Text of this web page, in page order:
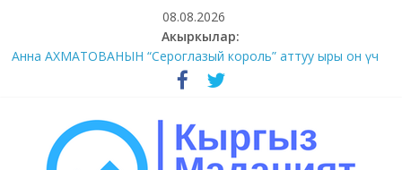
content
08.08.2026
Акыркылар:
Анна АХМАТОВАНЫН “Сероглазый король” аттуу ыры он үч
#5-8 (55 сөз сынагы)
#1-4 (55 сөз сынагы)